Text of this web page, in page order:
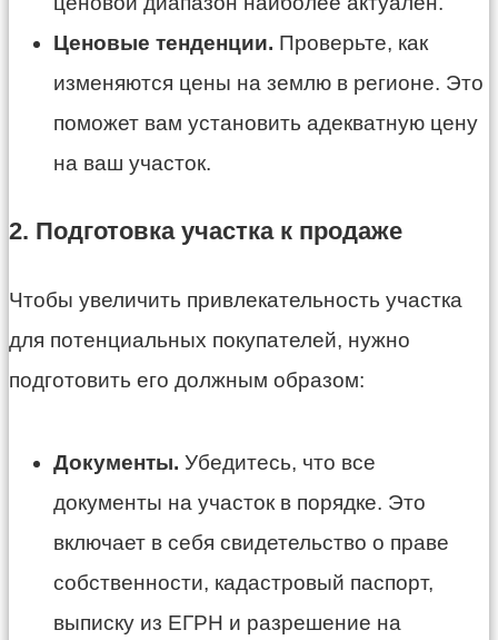
Ценовые тенденции. Проверьте, как
изменяются цены на землю в регионе. Это
поможет вам установить адекватную цену
на ваш участок.
2. Подготовка участка к продаже
Чтобы увеличить привлекательность участка
для потенциальных покупателей, нужно
подготовить его должным образом:
Документы. Убедитесь, что все
документы на участок в порядке. Это
включает в себя свидетельство о праве
собственности, кадастровый паспорт,
выписку из ЕГРН и разрешение на